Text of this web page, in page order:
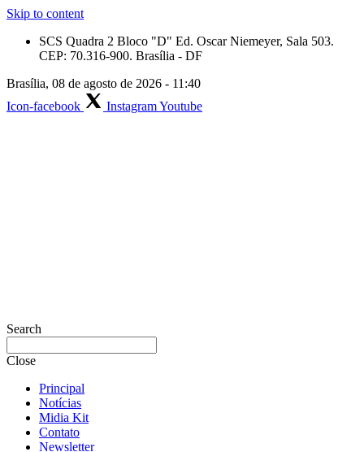
Skip to content
SCS Quadra 2 Bloco "D" Ed. Oscar Niemeyer, Sala 503.
CEP: 70.316-900. Brasília - DF
Brasília, 08 de agosto de 2026 - 11:40
Icon-facebook
InstagramYoutube
Search
Close
Principal
Notícias
Midia Kit
Contato
Newsletter